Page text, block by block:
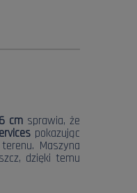
cmsprawia, że
pokazując
Maszyna
dzięki temu